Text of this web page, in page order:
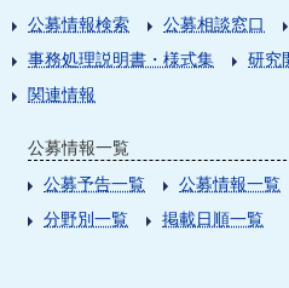
公募情報検索 公募相談窓口
事務処理説明書・様式集
研究
関連情報
公募情報一覧
公募予告一覧
公募情報一覧
分野別一覧
掲載日順一覧